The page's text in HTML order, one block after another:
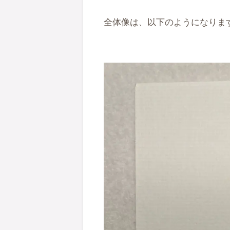
全体像は、以下のようになりま